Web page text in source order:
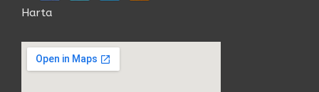
Harta